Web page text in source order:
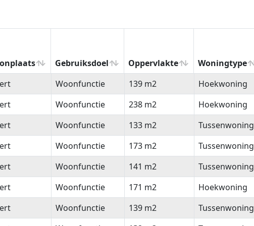
Gebruiksdoel Oppervlakte Woningtype
Gebruiksdoel Oppervlakte Woningtype
Woonfunctie 139 m2 Hoekwoning
Woonfunctie 238 m2 Hoekwoning
Woonfunctie 133 m2 Tussenwoning
Woonfunctie 173 m2 Tussenwoning
Woonfunctie 141 m2 Tussenwoning
Woonfunctie 171 m2 Hoekwoning
Woonfunctie 139 m2 Tussenwoning